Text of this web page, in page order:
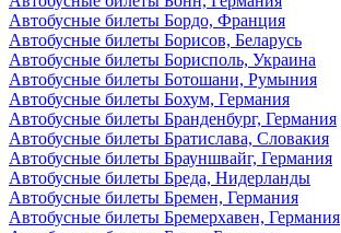
Автобусные билеты Бордо, Франция
Автобусные билеты Борисов, Беларусь
Автобусные билеты Борисполь, Украина
Автобусные билеты Ботошани, Румыния
Автобусные билеты Бохум, Германия
Автобусные билеты Бранденбург, Германия
Автобусные билеты Братислава, Словакия
Автобусные билеты Брауншвайг, Германия
Автобусные билеты Бреда, Нидерланды
Автобусные билеты Бремен, Германия
Автобусные билеты Бремерхавен, Германия